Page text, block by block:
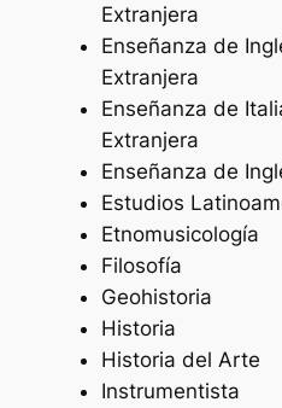
Extranjera
Enseñanza de
Extranjera
Enseñanza de
Extranjera
Enseñanza de
Estudios
Etnomusicología
Filosofía
Geohistoria
Historia
Historia del Arte
Instrumentista